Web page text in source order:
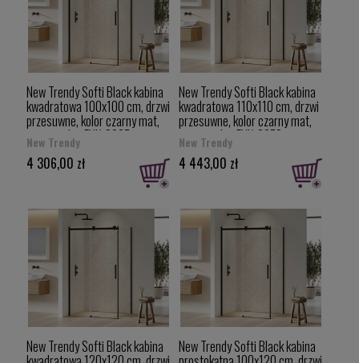
New Trendy Softi Black kabina
kwadratowa 100x100 cm, drzwi
przesuwne, kolor czarny mat,
uniwersalne EXK-3967
New Trendy
4 306,00 zł
New Trendy Softi Black kabina
kwadratowa 110x110 cm, drzwi
przesuwne, kolor czarny mat,
uniwersalne EXK-3973
New Trendy
4 443,00 zł
New Trendy Softi Black kabina New Trendy Softi Black kabina